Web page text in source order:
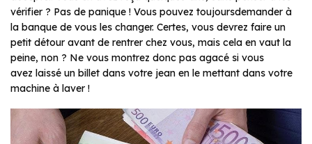
vérifier ? Pas de panique ! Vous pouvez toujoursdemander à
la banque de vous les changer. Certes, vous devrez faire un
petit détour avant de rentrer chez vous, mais cela en vaut la
peine, non ? Ne vous montrez donc pas agacé si vous
avez laissé un billet dans votre jean en le mettant dans votre
machine à laver !